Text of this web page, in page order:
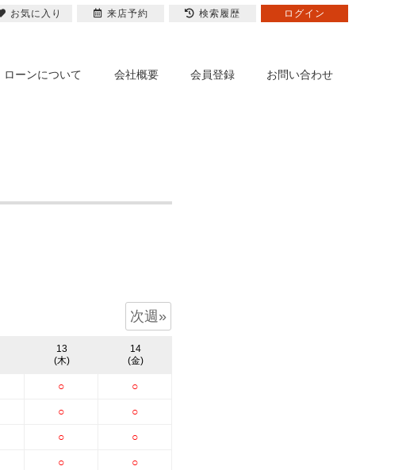
ローンについて 会社概要 会員登録 お問い合わせ
次週»
13
(木)
○
○
○
○
14
(金)
○
○
○
○
お気に入り 来店予約 検索履歴 ログイン